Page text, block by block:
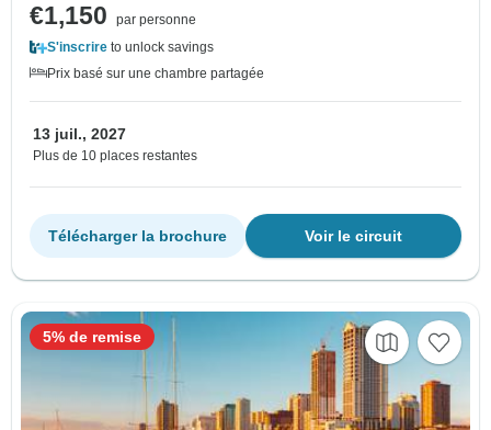
€1,150
par personne
S'inscrire to unlock savings
Prix basé sur une chambre partagée
13 juil., 2027
Plus de 10 places restantes
Voir le circuit
Télécharger la brochure
5% de remise